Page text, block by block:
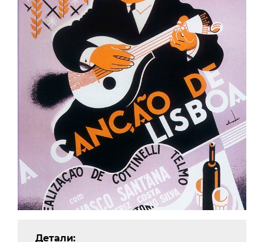
Детали: